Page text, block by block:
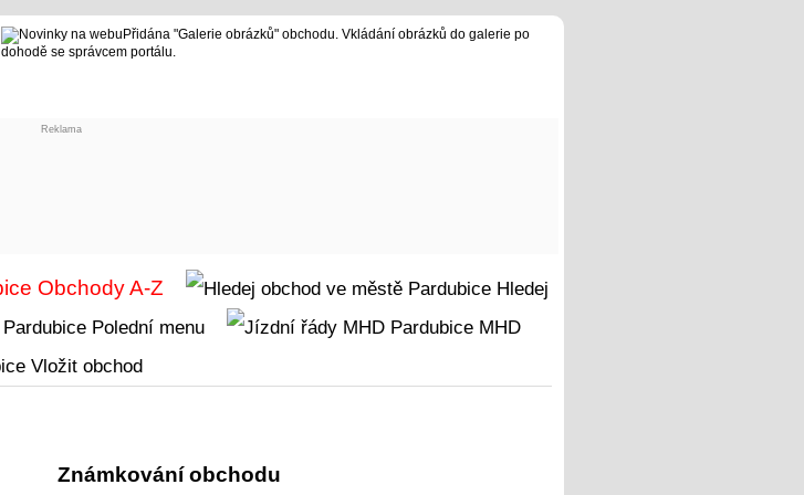
Přidána "Galerie obrázků" obchodu. Vkládání obrázků do galerie po
dohodě se správcem portálu.
Reklama
Obchody A-Z
Hledej
Polední menu
MHD
Vložit obchod
Známkování obchodu